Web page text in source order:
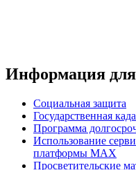
Информация для
Социальная защита
Государственная
Программа
Использование
платформы MAX
Просветительские